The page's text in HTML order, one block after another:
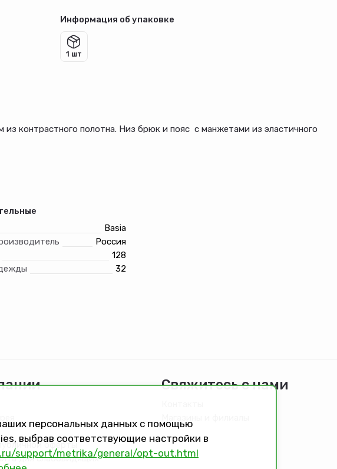
Информация об упаковке
1 шт
контрастного полотна. Низ брюк и пояс с манжетами из эластичного
выполнена шелкография.
Basia
Россия
128
32
оферты
для слабовидящих
Свяжитесь с нами
персональных данных с помощью
выбрав соответствующие настройки в
support/metrika/general/opt-out.html